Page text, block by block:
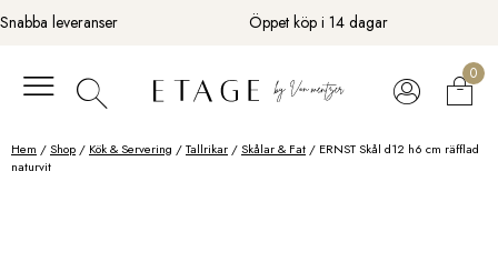
Fortsätt
till
Snabba leveranser Öppet köp i 14 dagar
0
Hem /Shop / Kök & Servering /Tallrikar /Skålar & Fat / ERNST Skål d12 h6 cm räfflad
naturvit